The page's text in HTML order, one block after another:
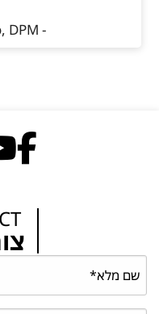
- Janine Taddeo, DPM